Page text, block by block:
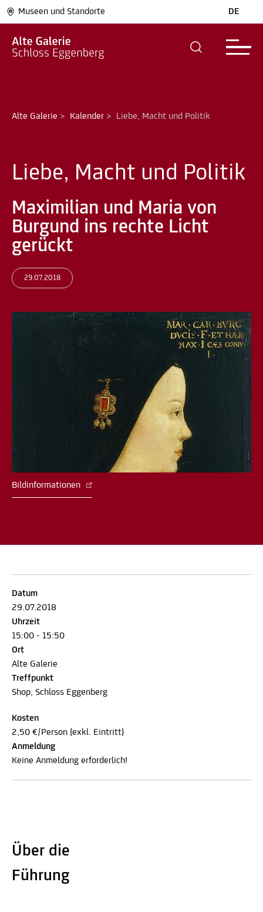
Museen und Standorte DE
Alte Galerie > Kalender > Liebe, Macht und Politik
Liebe, Macht und Politik
Maximilian und Maria von
Burgund ins rechte Licht
gerückt
29.07.2018
Bildinformationen
Datum
29.07.2018
Uhrzeit
15:00 - 15:50
Ort
Alte Galerie
Treffpunkt
Shop, Schloss Eggenberg
Kosten
2,50 €/Person (exkl. Eintritt)
Anmeldung
Keine Anmeldung erforderlich!
Über die
Führung